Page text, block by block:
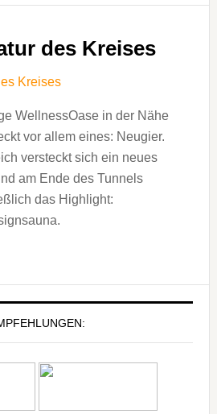
des Kreises
WellnessOase in der Nähe
vor allem eines: Neugier.
versteckt sich ein neues
am Ende des Tunnels
das Highlight: